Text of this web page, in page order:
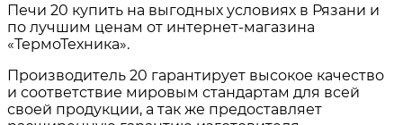
Печи 20 купить на выгодных условиях в Рязани и
по лучшим ценам от интернет-магазина
«ТермоТехника».
Производитель 20 гарантирует высокое качество
и соответствие мировым стандартам для всей
своей продукции, а так же предоставляет